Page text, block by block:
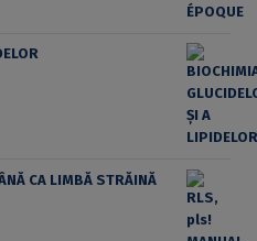
CA LIMBĂ STRĂINĂ